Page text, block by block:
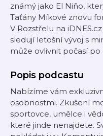
známý jako El Niño,
Taťány Míkové znovu
V Rozstřelu na
sledují letošní vývoj s
může ovlivnit počasí po
Popis podcastu
Nabízíme vám
osobnostmi. Zkušení
sportovce, umělce i
které jinde nenajdete.